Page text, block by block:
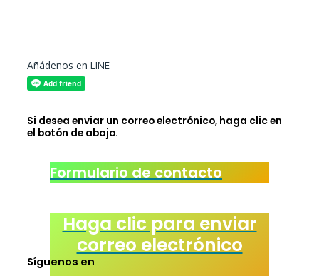
Añádenos en LINE
Si desea enviar un correo electrónico, haga clic en
el botón de abajo.
Formulario de contacto
Haga clic para enviar
correo electrónico
Síguenos en